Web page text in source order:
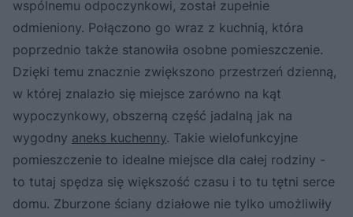
wspólnemu odpoczynkowi, został zupełnie
odmieniony. Połączono go wraz z kuchnią, która
poprzednio także stanowiła osobne pomieszczenie.
Dzięki temu znacznie zwiększono przestrzeń dzienną,
w której znalazło się miejsce zarówno na kąt
wypoczynkowy, obszerną część jadalną jak na
wygodny aneks kuchenny. Takie wielofunkcyjne
pomieszczenie to idealne miejsce dla całej rodziny -
to tutaj spędza się większość czasu i to tu tętni serce
domu. Zburzone ściany działowe nie tylko umożliwiły